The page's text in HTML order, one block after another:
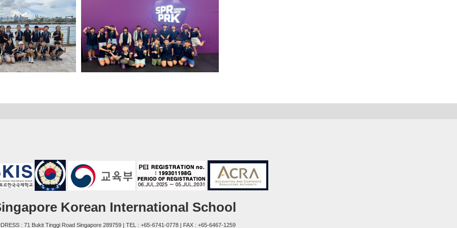
Korean International School
: 71 Bukit Tinggi Road Singapore 289759 | TEL : +65-6741-0778 | FAX : +65-6467-1259